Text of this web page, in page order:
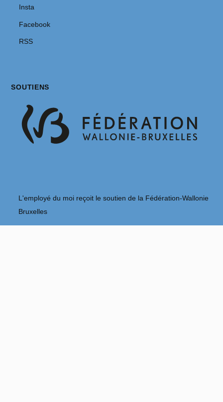
Insta
Facebook
RSS
SOUTIENS
L'employé du moi reçoit le soutien de la Fédération-Wallonie
Bruxelles